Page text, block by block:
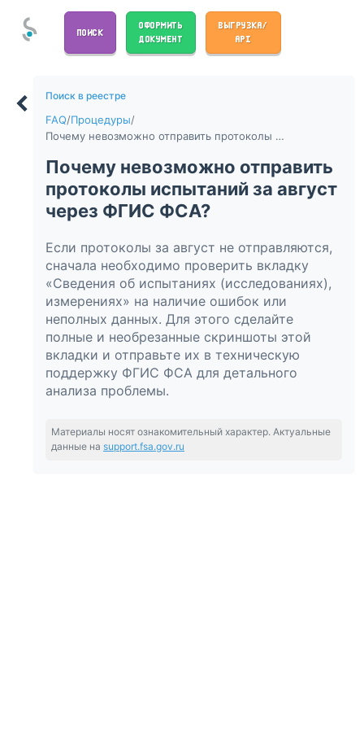
ПОИСК
ОФОРМИТЬ
ДОКУМЕНТ
ВЫГРУЗКА/
API
Поиск в реестре
FAQ/Процедуры/
Почему невозможно отправить протоколы испытаний за август через ФГИС ФСА?
Почему невозможно отправить
протоколы испытаний за август
через ФГИС ФСА?
Если протоколы за август не отправляются,
сначала необходимо проверить вкладку
«Сведения об испытаниях (исследованиях),
измерениях» на наличие ошибок или
неполных данных. Для этого сделайте
полные и необрезанные скриншоты этой
вкладки и отправьте их в техническую
поддержку ФГИС ФСА для детального
анализа проблемы.
Материалы носят ознакомительный характер. Актуальные
данные на support.fsa.gov.ru